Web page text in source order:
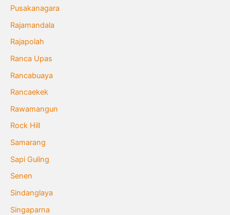
Pusakanagara
Rajamandala
Rajapolah
Ranca Upas
Rancabuaya
Rancaekek
Rawamangun
Rock Hill
Samarang
Sapi Guling
Senen
Sindanglaya
Singaparna